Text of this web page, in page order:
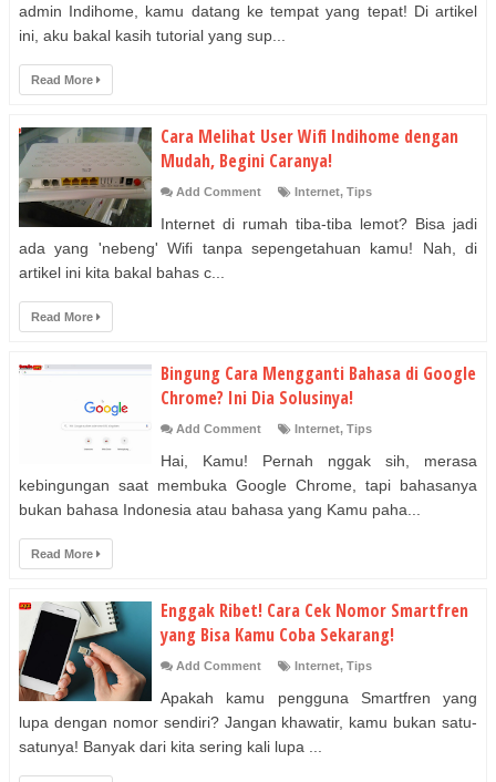
admin Indihome, kamu datang ke tempat yang tepat! Di artikel
ini, aku bakal kasih tutorial yang sup...
Read More
Cara Melihat User Wifi Indihome dengan
Mudah, Begini Caranya!
Add Comment Internet, Tips
Internet di rumah tiba-tiba lemot? Bisa jadi
ada yang 'nebeng' Wifi tanpa sepengetahuan kamu! Nah, di
artikel ini kita bakal bahas c...
Read More
Bingung Cara Mengganti Bahasa di Google
Chrome? Ini Dia Solusinya!
Add Comment Internet, Tips
Hai, Kamu! Pernah nggak sih, merasa
kebingungan saat membuka Google Chrome, tapi bahasanya
bukan bahasa Indonesia atau bahasa yang Kamu paha...
Read More
Enggak Ribet! Cara Cek Nomor Smartfren
yang Bisa Kamu Coba Sekarang!
Add Comment Internet, Tips
Apakah kamu pengguna Smartfren yang
lupa dengan nomor sendiri? Jangan khawatir, kamu bukan satu-
satunya! Banyak dari kita sering kali lupa ...